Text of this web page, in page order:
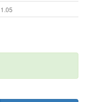
1.05